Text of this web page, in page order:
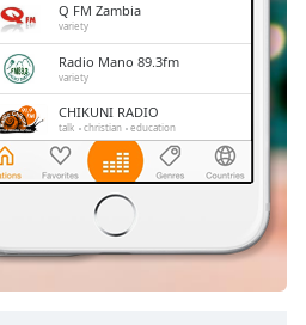
Q FM Zambia
variety
Radio Mano 89.3fm
variety
CHIKUNI RADIO
talk christian education
FLAVA FM
r'n'b soul adult contemporary
romantic
Smooth 90.1fm
news children